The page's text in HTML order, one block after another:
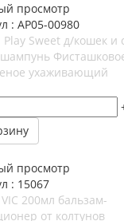
просмотр
: AP05-00980
Sweet д/кошек и
ухаживающий
просмотр
: 15067
200мл бальзам-
от колтунов